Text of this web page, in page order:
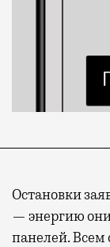
Остановки
— энергию
панелей.